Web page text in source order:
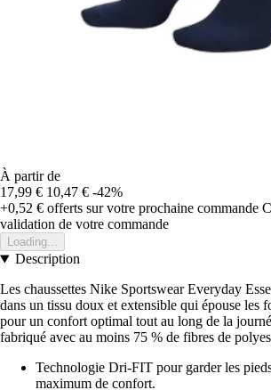
À partir de
17,99 € 10,47 € -42%
+0,52 € offerts sur votre prochaine commande
validation de votre commande
Loading...
Description
Les chaussettes Nike Sportswear Everyday
dans un tissu doux et extensible qui épouse les
pour un confort optimal tout au long de la
fabriqué avec au moins 75 % de fibres de
Technologie Dri-FIT pour garder les
maximum de confort.